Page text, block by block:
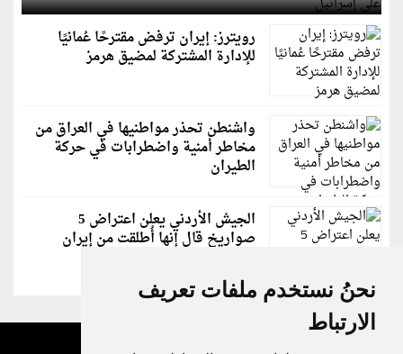
نحنُ نستخدم ملفات تعريف
الارتباط
رويترز: إيران ترفض مقترحًا عُمانيًا
للإدارة المشتركة لمضيق هرمز
واشنطن تحذر مواطنيها في العراق من
مخاطر أمنية واضطرابات في حركة
الطيران
الجيش الأردني يعلن اعتراض 5
صواريخ قال إنها أُطلقت من إيران